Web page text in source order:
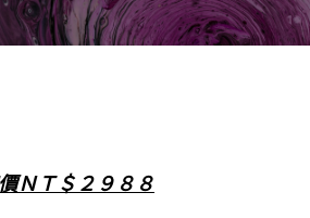
ＮＴ＄２９８８